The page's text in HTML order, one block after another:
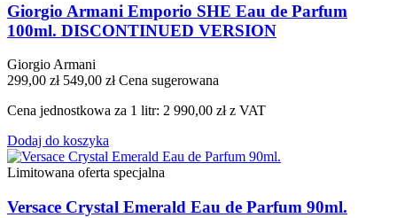
Giorgio Armani Emporio SHE Eau de Parfum
100ml. DISCONTINUED VERSION
Giorgio Armani
299,00 zł 549,00 zł Cena sugerowana
Cena jednostkowa za 1 litr: 2 990,00 zł z VAT
Dodaj do koszyka
Limitowana oferta specjalna
Versace Crystal Emerald Eau de Parfum 90ml.